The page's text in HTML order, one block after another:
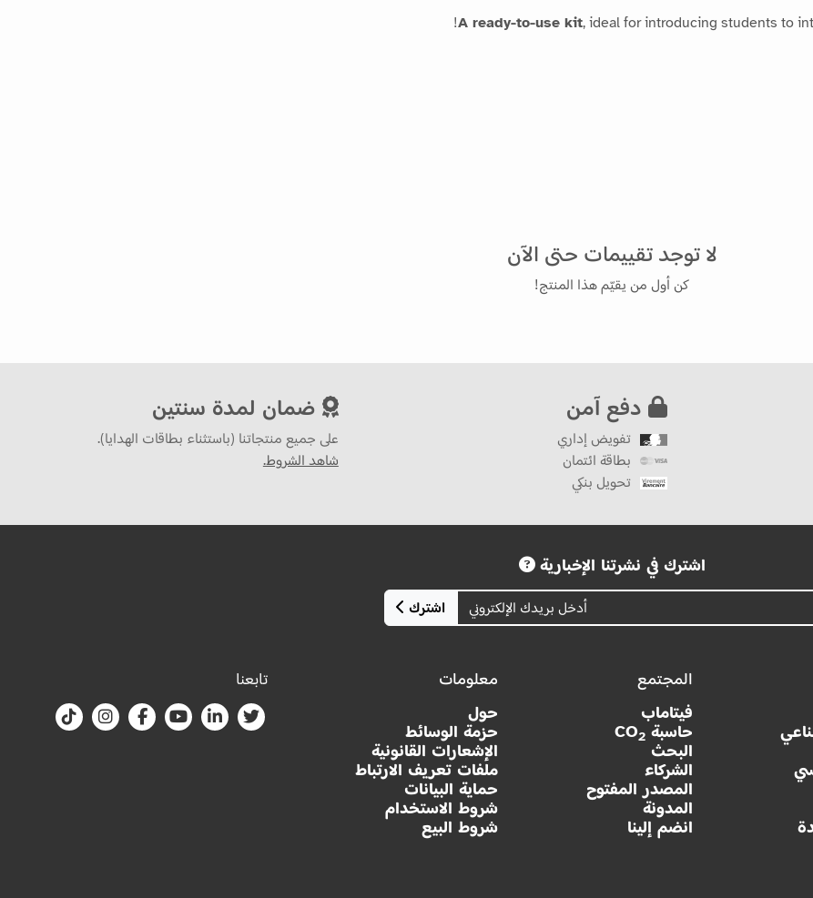
A ready-to-use kit, ideal for introducing students to
لا توجد تقييمات حتى الآن
كن أول من يقيّم هذا المنتج!
دفع آمن
تفويض إداري
بطاقة ائتمان
تحويل بنكي
ضمان لمدة سنتين
على جميع منتجاتنا (باستثناء بطاقات الهدايا).
شاهد الشروط.
اشترك في نشرتنا الإخبارية
اشترك
المجتمع
فيتاماب
حاسبة CO2
البحث
الشركاء
المصدر المفتوح
المدونة
انضم إلينا
معلومات
حول
حزمة الوسائط
الإشعارات القانونية
ملفات تعريف الارتباط
حماية البيانات
شروط الاستخدام
شروط البيع
تابعنا